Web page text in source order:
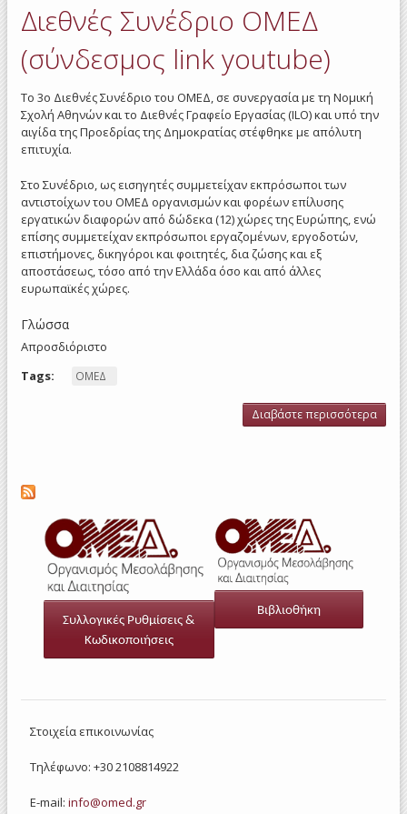
Διεθνές Συνέδριο ΟΜΕΔ
(σύνδεσμος link youtube)
Το 3ο Διεθνές Συνέδριο του ΟΜΕΔ, σε συνεργασία με τη Νομική
Σχολή Αθηνών και το Διεθνές Γραφείο Εργασίας (ILO) και υπό την
αιγίδα της Προεδρίας της Δημοκρατίας στέφθηκε με απόλυτη
επιτυχία.
Στο Συνέδριο, ως εισηγητές συμμετείχαν εκπρόσωποι των
αντιστοίχων του ΟΜΕΔ οργανισμών και φορέων επίλυσης
εργατικών διαφορών από δώδεκα (12) χώρες της Ευρώπης, ενώ
επίσης συμμετείχαν εκπρόσωποι εργαζομένων, εργοδοτών,
επιστήμονες, δικηγόροι και φοιτητές, δια ζώσης και εξ
αποστάσεως, τόσο από την Ελλάδα όσο και από άλλες
ευρωπαϊκές χώρες.
Γλώσσα
Απροσδιόριστο
Tags:
ΟΜΕΔ
Διαβάστε περισσότερα
Συλλογικές Ρυθμίσεις &
Κωδικοποιήσεις
Βιβλιοθήκη
Στοιχεία επικοινωνίας
Τηλέφωνο: +30 2108814922
E-mail: info@omed.gr